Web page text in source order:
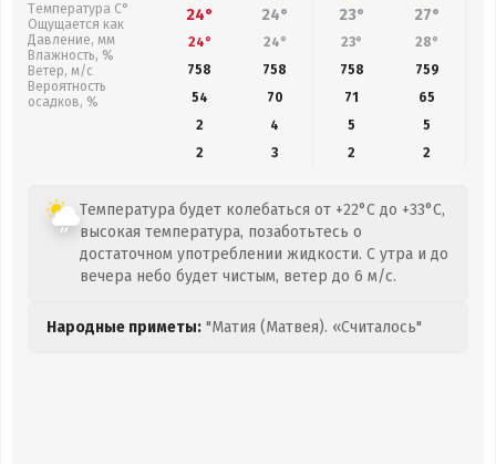
Температура С°
Ощущается как
Давление, мм
Влажность, %
Ветер, м/с
Вероятность
осадков, %
24° 24° 23° 27°
24° 24° 23° 28°
758
758 758 759
54
70 71 65
2
4 5
5
2
3 2 2
Температура будет колебаться от +22°C до +33°C,
высокая температура, позаботьтесь о
достаточном употреблении жидкости. С утра и до
вечера небо будет чистым, ветер до 6 м/с.
Народные приметы: "Матия (Матвея). «Считалось"